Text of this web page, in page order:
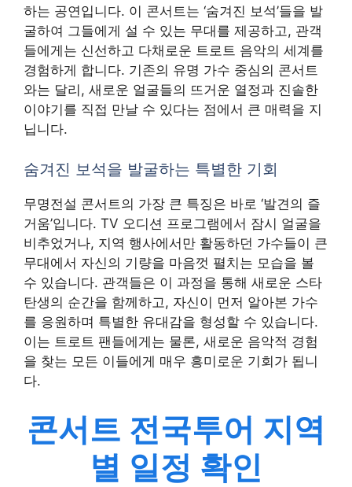
하는 공연입니다. 이 콘서트는 ‘숨겨진 보석’들을 발
굴하여 그들에게 설 수 있는 무대를 제공하고, 관객
들에게는 신선하고 다채로운 트로트 음악의 세계를
경험하게 합니다. 기존의 유명 가수 중심의 콘서트
와는 달리, 새로운 얼굴들의 뜨거운 열정과 진솔한
이야기를 직접 만날 수 있다는 점에서 큰 매력을 지
닙니다.
숨겨진 보석을 발굴하는 특별한 기회
무명전설 콘서트의 가장 큰 특징은 바로 ‘발견의 즐
거움’입니다. TV 오디션 프로그램에서 잠시 얼굴을
비추었거나, 지역 행사에서만 활동하던 가수들이 큰
무대에서 자신의 기량을 마음껏 펼치는 모습을 볼
수 있습니다. 관객들은 이 과정을 통해 새로운 스타
탄생의 순간을 함께하고, 자신이 먼저 알아본 가수
를 응원하며 특별한 유대감을 형성할 수 있습니다.
이는 트로트 팬들에게는 물론, 새로운 음악적 경험
을 찾는 모든 이들에게 매우 흥미로운 기회가 됩니
다.
콘서트 전국투어 지역
별 일정 확인